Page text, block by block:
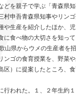
どを親子で学ぶ「青森県
村申吾青森県知事やリン
や生産を紹介したほか、
食べ物の大切さを知っ
山県からウメの生産者を
ンゴの食育授業を、野菜
区）に提案したところ、
われた。１、２年生約